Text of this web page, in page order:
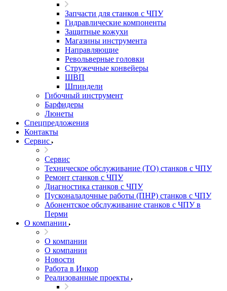
Запчасти для станков с ЧПУ
Гидравлические компоненты
Защитные кожухи
Магазины инструмента
Направляющие
Револьверные головки
Стружечные конвейеры
ШВП
Шпиндели
Гибочный инструмент
Барфидеры
Люнеты
Спецпредложения
Контакты
Сервис
Сервис
Техническое обслуживание (ТО) станков с ЧПУ
Ремонт станков с ЧПУ
Диагностика станков с ЧПУ
Пусконаладочные работы (ПНР) станков с ЧПУ
Абонентское обслуживание станков с ЧПУ в
Перми
О компании
О компании
О компании
Новости
Работа в Инкор
Реализованные проекты